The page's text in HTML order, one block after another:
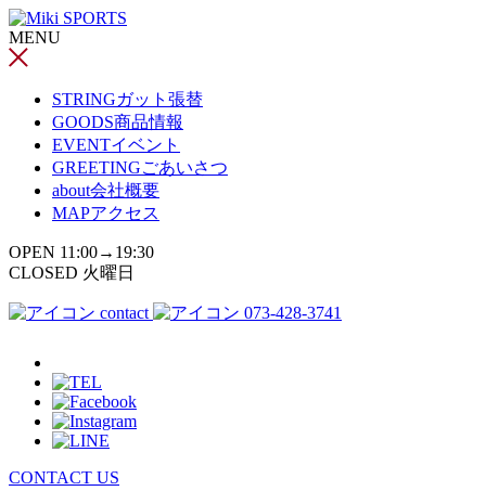
コ
ン
テ
MENU
STRINGガット張替
GOODS商品情報
EVENTイベント
GREETINGごあいさつ
about会社概要
MAPアクセス
OPEN 11:00→19:30
CLOSED 火曜日
contact 073-428-3741
CONTACT US